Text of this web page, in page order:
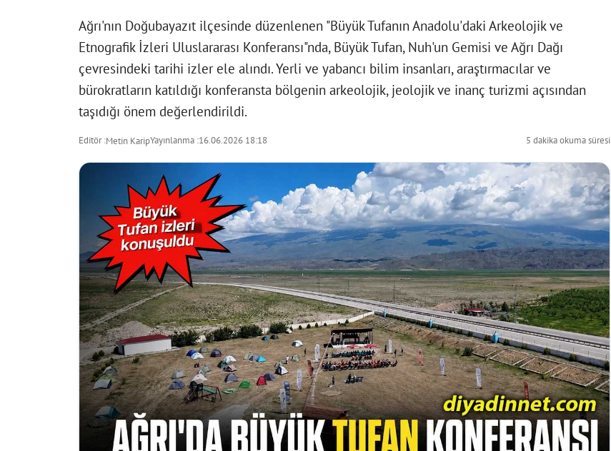
Ağrı'nın Doğubayazıt ilçesinde düzenlenen "Büyük Tufanın Anadolu'daki Arkeolojik ve
Etnografik İzleri Uluslararası Konferansı"nda, Büyük Tufan, Nuh'un Gemisi ve Ağrı Dağı
çevresindeki tarihi izler ele alındı. Yerli ve yabancı bilim insanları, araştırmacılar ve
bürokratların katıldığı konferansta bölgenin arkeolojik, jeolojik ve inanç turizmi açısından
taşıdığı önem değerlendirildi.
Editör :Metin KaripYayınlanma :16.06.2026 18:18 5 dakika okuma süresi